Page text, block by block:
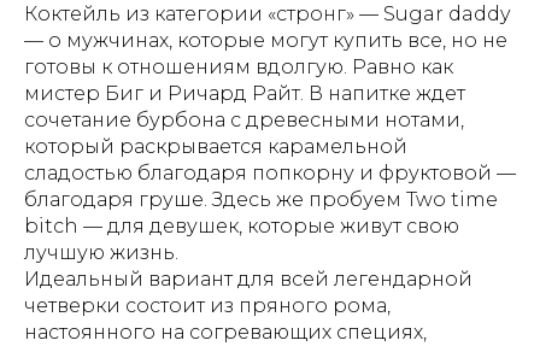
Коктейль из категории «стронг» — Sugar daddy
— о мужчинах, которые могут купить все, но не
готовы к отношениям вдолгую. Равно как
мистер Биг и Ричард Райт. В напитке ждет
сочетание бурбона с древесными нотами,
который раскрывается карамельной
сладостью благодаря попкорну и фруктовой —
благодаря груше. Здесь же пробуем Two time
bitch — для девушек, которые живут свою
лучшую жизнь.
Идеальный вариант для всей легендарной
четверки состоит из пряного рома,
настоянного на согревающих специях,